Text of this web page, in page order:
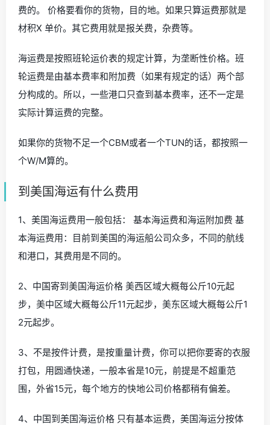
费的。 价格要看你的货物，目的地。如果只算运费那就是
材积X 单价。其它费用就是报关费，杂费等。
海运费是按照班轮运价表的规定计算，为垄断性价格。班
轮运费是由基本费率和附加费（如果有规定的话）两个部
分构成的。所以，一些港口只查到基本费率，还不一定是
实际计算运费的完整。
如果你的货物不足一个CBM或者一个TUN的话，都按照一
个W/M算的。
到美国海运有什么费用
1、美国海运费用一般包括： 基本海运费和海运附加费 基
本海运费用：目前到美国的海运船公司众多，不同的航线
和港口，其费用是不同的。
2、中国寄到美国海运价格 美西区域大概每公斤10元起
步，美中区域大概每公斤11元起步，美东区域大概每公斤1
2元起步。
3、不是按件计费，是按重量计费，你可以把你要寄的衣服
打包，用圆通快递，一般本省是10元，前提是不超重范
围，外省15元，每个地方的快地公司价格都稍有偏差。
4、中国到美国海运价格 只有基本运费，美国海运分按体